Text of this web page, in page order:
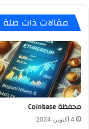
مقالات ذات صلة
محفظة Coinbase
4 أكتوبر، 2024